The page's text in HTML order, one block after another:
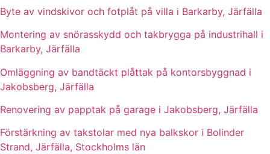
Byte av vindskivor och fotplåt på villa i Barkarby, Järfälla
Montering av snörasskydd och takbrygga på industrihall i
Barkarby, Järfälla
Omläggning av bandtäckt plåttak på kontorsbyggnad i
Jakobsberg, Järfälla
Renovering av papptak på garage i Jakobsberg, Järfälla
Förstärkning av takstolar med nya balkskor i Bolinder
Strand, Järfälla, Stockholms län